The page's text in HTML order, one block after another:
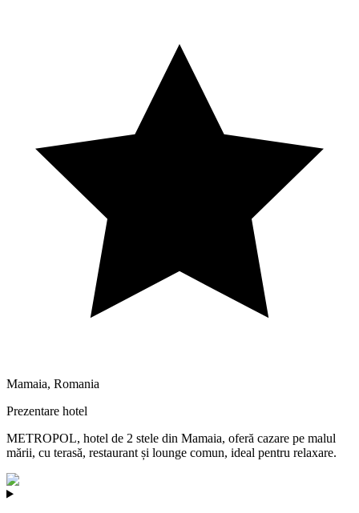
Mamaia, Romania
Prezentare hotel
METROPOL, hotel de 2 stele din Mamaia, oferă cazare pe malul
mării, cu terasă, restaurant și lounge comun, ideal pentru relaxare.